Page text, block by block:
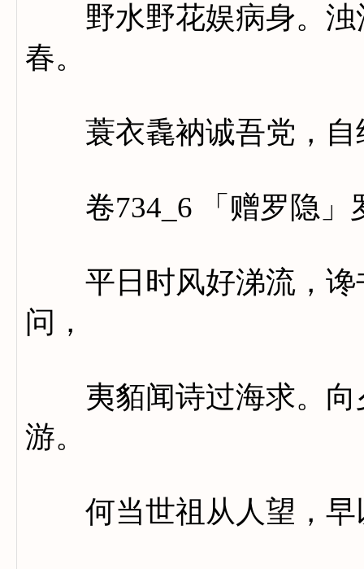
野水野花娱病身。浊
春。
蓑衣毳衲诚吾党，自
卷734_6 「赠罗隐」
平日时风好涕流，谗
问，
夷貊闻诗过海求。向
游。
何当世祖从人望，早